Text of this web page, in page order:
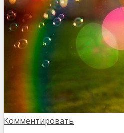
Комментировать